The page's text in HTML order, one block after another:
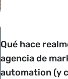
Qué hace
agencia de
automation (y